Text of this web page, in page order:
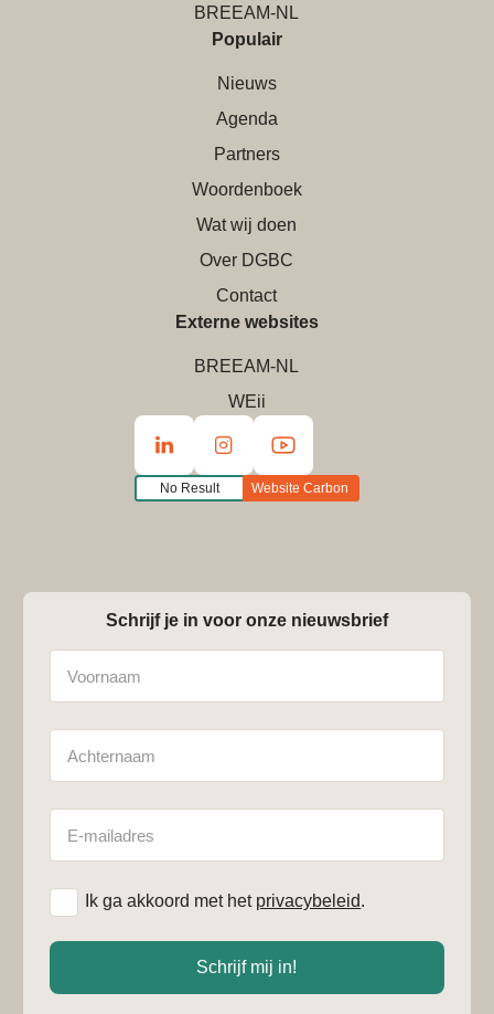
BREEAM-NL
Populair
Nieuws
Agenda
Partners
Woordenboek
Wat wij doen
Over DGBC
Contact
Externe websites
BREEAM-NL
WEii
No Result Website Carbon
Schrijf je in voor onze nieuwsbrief
mailadres
Ik ga akkoord met het privacybeleid.
Schrijf mij in!